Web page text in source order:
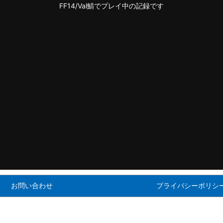
FF14/Val鯖でプレイ中の記録です
お問い合わせ プライバシーポリシ